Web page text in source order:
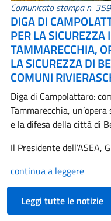
Comunicato stampa n.
DIGA DI
PER LA SICUREZZA
TAMMARECCHIA,
LA SICUREZZA DI
COMUNI
Diga di Campolattaro:
Tammarecchia,
e la difesa della città di
Il Presidente dell’ASEA,
continua a leggere
Leggi tutte le notizie